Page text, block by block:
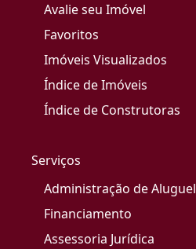
Avalie seu Imóvel
Favoritos
Imóveis Visualizados
Índice de Imóveis
Índice de Construtoras
Serviços
Administração de Aluguel
Financiamento
Assessoria Jurídica